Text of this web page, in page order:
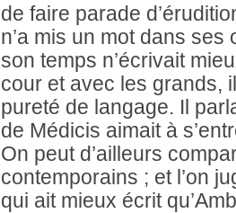
de faire parade
n’a mis un mot dans
son temps n’écrivait
cour et avec les grands,
pureté de langage. Il
de Médicis aimait à
On peut d’ailleurs
contemporains ; et l’on
qui ait mieux écrit